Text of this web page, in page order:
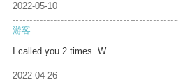
2022-05-10
游客
I called you 2 times. W
2022-04-26